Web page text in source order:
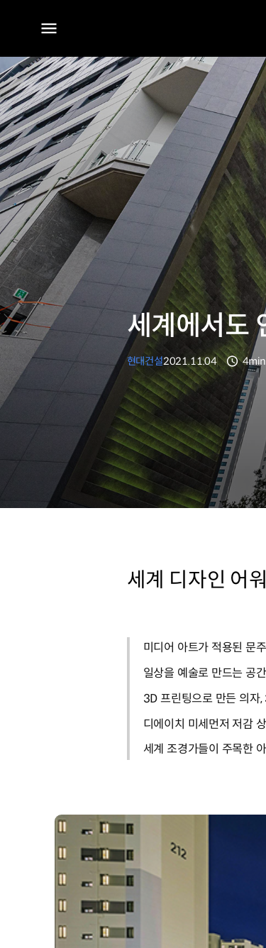
전체
메뉴
세계에서도
현대건설2021.11.04
분량
4min
세계 디자인 어
미디어 아트가 적용된 문
일상을 예술로 만드는 공
3D 프린팅으로 만든 의자,
디에이치 미세먼저 저감
세계 조경가들이 주목한